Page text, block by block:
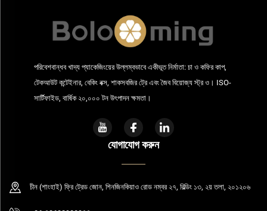
পরিবেশবান্ধব খাদ্য প্যাকেজিংয়ের উল্লম্বভাবে একীভূত নির্মাতা: চা ও কফির কাপ,
টেকআউট কন্টেইনার, বেকিং বক্স, শাকসবজির ট্রে এবং জৈব বিয়োজ্য স্ট্র ও। ISO-
সার্টিফাইড, বার্ষিক ২০,০০০ টন উৎপাদন ক্ষমতা।
যোগাযোগ করুন
চীন (শাংহাই) ফ্রি ট্রেড জোন, শিনজিনকিয়াও রোড নম্বর ২৭, বিল্ডিং ১৩, ২য় তলা, ২০১২০৬